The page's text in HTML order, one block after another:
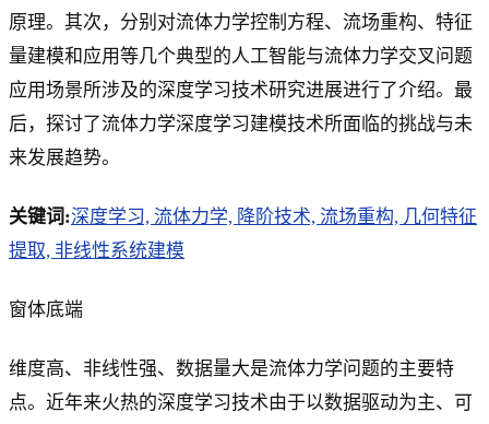
原理。其次，分别对流体力学控制方程、流场重构、特征
量建模和应用等几个典型的人工智能与流体力学交叉问题
应用场景所涉及的深度学习技术研究进展进行了介绍。最
后，探讨了流体力学深度学习建模技术所面临的挑战与未
来发展趋势。
关键词:深度学习, 流体力学, 降阶技术, 流场重构, 几何特征
提取, 非线性系统建模
窗体底端
维度高、非线性强、数据量大是流体力学问题的主要特
点。近年来火热的深度学习技术由于以数据驱动为主、可